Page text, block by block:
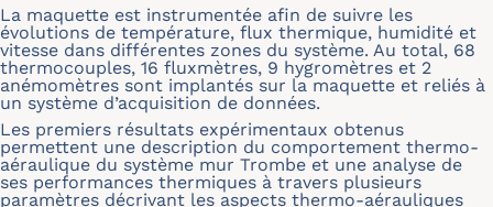
La maquette est instrumentée afin de suivre les
évolutions de température, flux thermique, humidité et
vitesse dans différentes zones du système. Au total, 68
thermocouples, 16 fluxmètres, 9 hygromètres et 2
anémomètres sont implantés sur la maquette et reliés à
un système d’acquisition de données.
Les premiers résultats expérimentaux obtenus
permettent une description du comportement thermo-
aéraulique du système mur Trombe et une analyse de
ses performances thermiques à travers plusieurs
paramètres décrivant les aspects thermo-aérauliques